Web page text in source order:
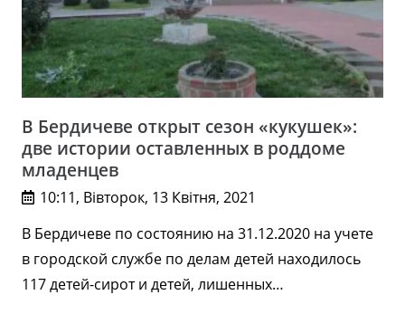
В Бердичеве открыт сезон «кукушек»:
две истории оставленных в роддоме
младенцев
10:11, Вівторок, 13 Квітня, 2021
В Бердичеве по состоянию на 31.12.2020 на учете
в городской службе по делам детей находилось
117 детей-сирот и детей, лишенных…